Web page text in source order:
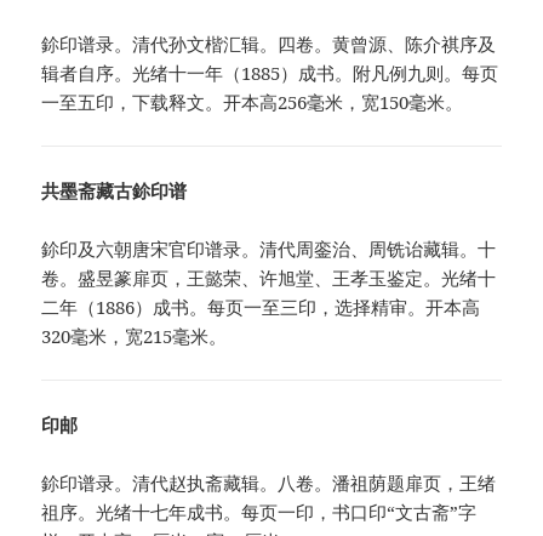
鉩印谱录。清代孙文楷汇辑。四卷。黄曾源、陈介祺序及
辑者自序。光绪十一年（1885）成书。附凡例九则。每页
一至五印，下载释文。开本高256毫米，宽150毫米。
共墨斋藏古鉩印谱
鉩印及六朝唐宋官印谱录。清代周銮治、周铣诒藏辑。十
卷。盛昱篆扉页，王懿荣、许旭堂、王孝玉鉴定。光绪十
二年（1886）成书。每页一至三印，选择精审。开本高
320毫米，宽215毫米。
印邮
鉩印谱录。清代赵执斋藏辑。八卷。潘祖荫题扉页，王绪
祖序。光绪十七年成书。每页一印，书口印“文古斋”字